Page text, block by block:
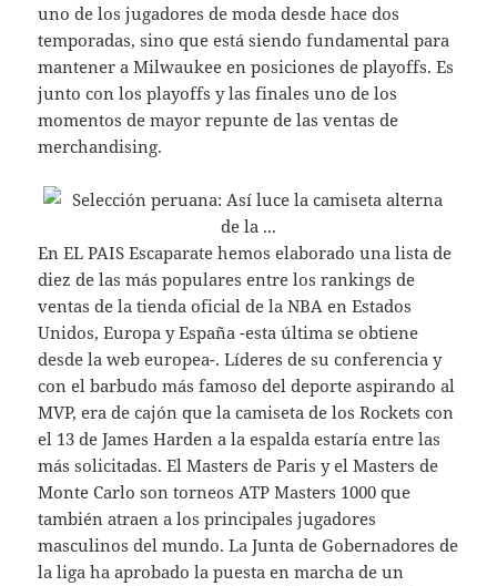
uno de los jugadores de moda desde hace dos
temporadas, sino que está siendo fundamental para
mantener a Milwaukee en posiciones de playoffs. Es
junto con los playoffs y las finales uno de los
momentos de mayor repunte de las ventas de
merchandising.
En EL PAIS Escaparate hemos elaborado una lista de
diez de las más populares entre los rankings de
ventas de la tienda oficial de la NBA en Estados
Unidos, Europa y España -esta última se obtiene
desde la web europea-. Líderes de su conferencia y
con el barbudo más famoso del deporte aspirando al
MVP, era de cajón que la camiseta de los Rockets con
el 13 de James Harden a la espalda estaría entre las
más solicitadas. El Masters de Paris y el Masters de
Monte Carlo son torneos ATP Masters 1000 que
también atraen a los principales jugadores
masculinos del mundo. La Junta de Gobernadores de
la liga ha aprobado la puesta en marcha de un